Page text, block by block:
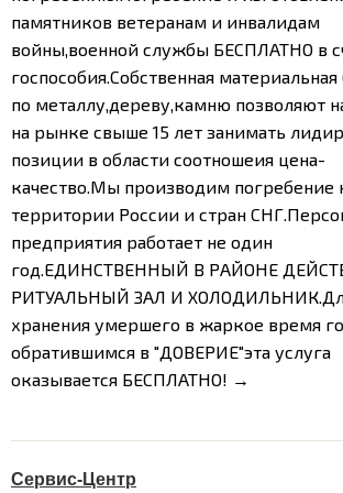
памятников ветеранам и инвалидам
войны,военной службы БЕСПЛАТНО в
госпособия.Собственная материальная
по металлу,дереву,камню позволяют
на рынке свыше 15 лет занимать
позиции в области соотношеия цена-
качество.Мы производим погребение
территории России и стран
предприятия работает не один
год.ЕДИНСТВЕННЫЙ В РАЙОНЕ
РИТУАЛЬНЫЙ ЗАЛ И
хранения умершего в жаркое время
обратившимся в "ДОВЕРИЕ"эта услуга
оказывается БЕСПЛАТНО! →
Сервис-Центр